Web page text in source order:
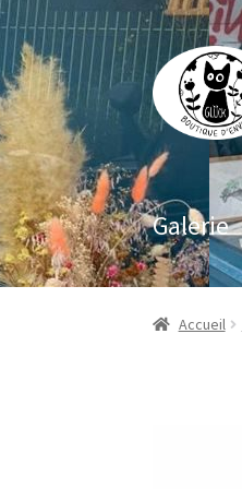
Aller
à
la
navigation
Aller
au
contenu
Galerie
Accueil